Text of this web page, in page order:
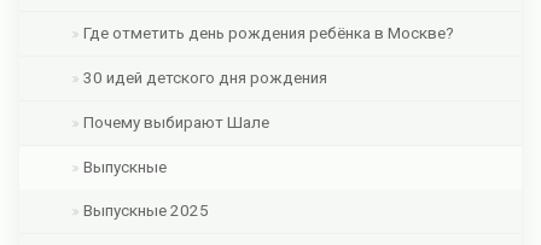
Где отметить день рождения ребёнка в Москве?
30 идей детского дня рождения
Почему выбирают Шале
Выпускные
Выпускные 2025